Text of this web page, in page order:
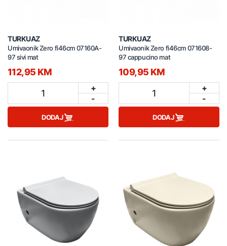
TURKUAZ
Umivaonik Zero fi46cm 07160A-
97 sivi mat
112,95 KM
1
+
-
DODAJ
TURKUAZ
Umivaonik Zero fi46cm 071608-
97 cappucino mat
109,95 KM
1
+
-
DODAJ